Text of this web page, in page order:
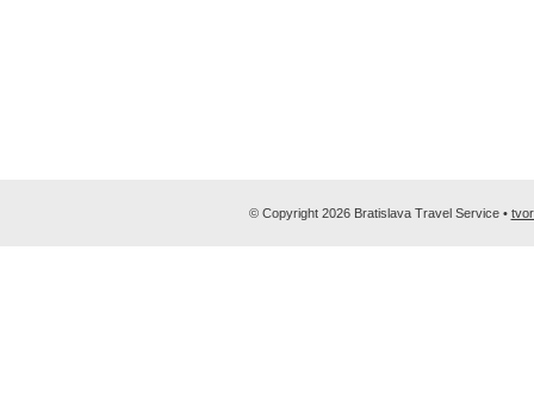
© Copyright 2026 Bratislava Travel Service •